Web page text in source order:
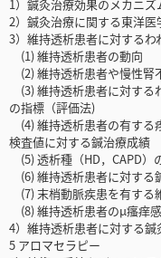
1）鍼灸治療効果のメカニズ
2）鍼灸治療に関する東洋
3）維持透析患者に対する
(1) 維持透析患者の動向
(2) 維持透析患者や慢性腎
(3) 維持透析患者に対する
の指標（評価法)
(4) 維持透析患者の有する
検査値に対する鍼治療成績
(5) 透析種（HD，CAPD）
(6) 維持透析患者に対する
(7) 末梢動脈疾患を有する
(8) 維持透析患者のµ瘙痒
4）維持透析患者に対する
5 アロマセラピー